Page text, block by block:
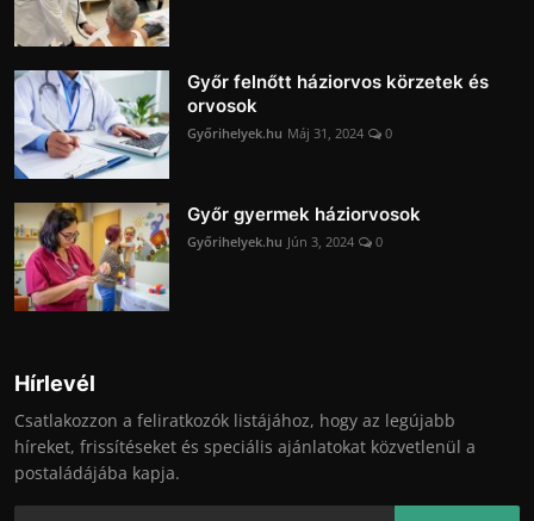
Győr felnőtt háziorvos körzetek és
orvosok
Győrihelyek.hu Máj 31, 2024 0
Győr gyermek háziorvosok
Győrihelyek.hu Jún 3, 2024 0
Hírlevél
Csatlakozzon a feliratkozók listájához, hogy az legújabb
híreket, frissítéseket és speciális ajánlatokat közvetlenül a
postaládájába kapja.